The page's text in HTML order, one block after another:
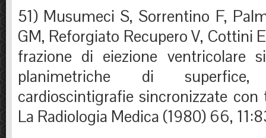
51) Musumeci S, Sorrentino F,
GM, Reforgiato Recupero V, Cottini
frazione di eiezione ventricolare
planimetriche di
cardioscintigrafie sincronizzate
La Radiologia Medica (1980) 66,